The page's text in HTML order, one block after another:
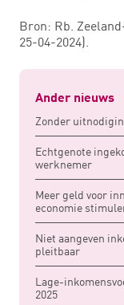
Bron: Rb.
25-04-2024).
Ander nieuws
Zonder
Echtgenote
werknemer
Meer geld voor
economie
Niet aangeven
pleitbaar
Lage-
2025